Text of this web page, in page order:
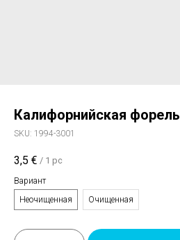
Калифорнийская форель
SKU: 1994-3001
3,5 € / 1 pc
Вариант
Неочищенная
Очищенная